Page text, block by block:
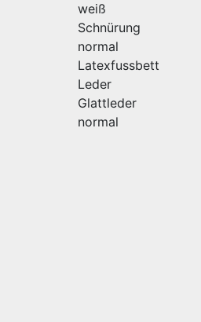
weiß
Schnürung
normal
Latexfussbett
Leder
Glattleder
normal